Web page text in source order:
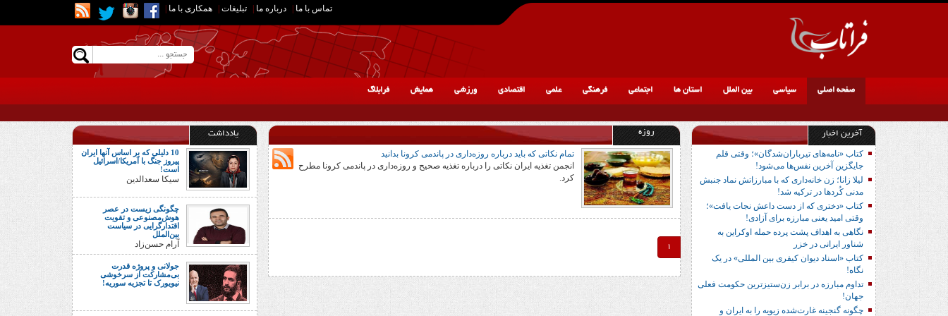
تماس با ما درباره ما تبلیغات همکاری با ما
صفحه اصلی سیاسی بین الملل استان ها اجتماعی فرهنگی علمی اقتصادی ورزشی همایش فرابلاگ
آخرین اخبار
کتاب «نامه‌های تیرباران‌شدگان»؛ وقتی قلم
جایگزین آخرین نفس‌ها می‌شود!
لیلا زانا؛ زن خانه‌داری که با مبارزاتش نماد جنبش
مدنی کُردها در ترکیه شد!
کتاب «دختری که از دست داعش نجات یافت»؛
وقتی امید یعنی مبارزه برای آزادی!
نگاهی به اهداف پشت پرده حمله اوکراین به
شناور ایرانی در خزر
کتاب «اسناد دیوان کیفری بین المللی» در یک
نگاه!
تداوم مبارزه در برابر زن‌ستیزترین حکومت فعلی
جهان!
چگونه گنجینه غارت‌شده زیویه را به ایران و
روزه‌
تمام نکاتی که باید درباره روزه‌داری در پاندمی کرونا بدانید
انجمن تغذیه ایران نکاتی را درباره تغذیه صحیح و روزه‌داری در پاندمی کرونا مطرح
کرد.
1
یادداشت
10 دلیلی که بر اساس آنها ایران
پیروز جنگ با آمریکا/اسرائیل
است!
سیکا سعدالدین
چگونگی زیست در عصر
هوش‌مصنوعی و تقویت
اقتدارگرایی در سیاست
بین‌الملل
آرام حسن‌زاد
جولانی و پروژه قدرت
بی‌مشارکت از سرخوشی
نیویورک تا تجزیه سوریه!